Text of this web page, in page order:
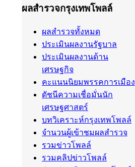
ผลสำรวจกรุงเทพโพลล์
ผลสำรวจทั้งหมด
ประเมินผลงานรัฐบาล
ประเมินผลงานด้าน
เศรษฐกิจ
คะแนนนิยมพรรคการเมือง
ดัชนีความเชื่อมั่นนัก
เศรษฐศาสตร์
บทวิเคราะห์กรุงเทพโพลล์
จำนวนผู้เข้าชมผลสำรวจ
รวมข่าวโพลล์
รวมคลิปข่าวโพลล์